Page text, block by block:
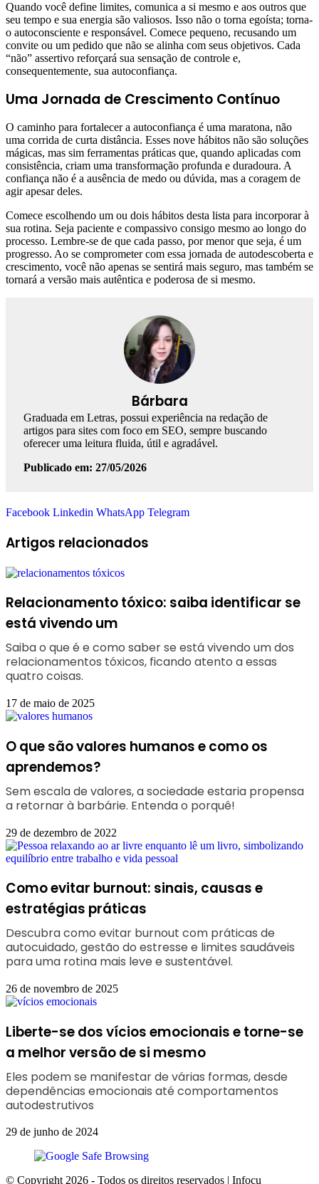
Quando você define limites, comunica a si mesmo e aos outros que
seu tempo e sua energia são valiosos. Isso não o torna egoísta; torna-
o autoconsciente e responsável. Comece pequeno, recusando um
convite ou um pedido que não se alinha com seus objetivos. Cada
“não” assertivo reforçará sua sensação de controle e,
consequentemente, sua autoconfiança.
Uma Jornada de Crescimento Contínuo
O caminho para fortalecer a autoconfiança é uma maratona, não
uma corrida de curta distância. Esses nove hábitos não são soluções
mágicas, mas sim ferramentas práticas que, quando aplicadas com
consistência, criam uma transformação profunda e duradoura. A
confiança não é a ausência de medo ou dúvida, mas a coragem de
agir apesar deles.
Comece escolhendo um ou dois hábitos desta lista para incorporar à
sua rotina. Seja paciente e compassivo consigo mesmo ao longo do
processo. Lembre-se de que cada passo, por menor que seja, é um
progresso. Ao se comprometer com essa jornada de autodescoberta e
crescimento, você não apenas se sentirá mais seguro, mas também se
tornará a versão mais autêntica e poderosa de si mesmo.
Bárbara
Graduada em Letras, possui experiência na redação de
artigos para sites com foco em SEO, sempre buscando
oferecer uma leitura fluida, útil e agradável.
Publicado em: 27/05/2026
Facebook Linkedin WhatsApp Telegram
Artigos relacionados
Relacionamento tóxico: saiba identificar se
está vivendo um
Saiba o que é e como saber se está vivendo um dos
relacionamentos tóxicos, ficando atento a essas
quatro coisas.
17 de maio de 2025
O que são valores humanos e como os
aprendemos?
Sem escala de valores, a sociedade estaria propensa
a retornar à barbárie. Entenda o porquê!
29 de dezembro de 2022
Como evitar burnout: sinais, causas e
estratégias práticas
Descubra como evitar burnout com práticas de
autocuidado, gestão do estresse e limites saudáveis
para uma rotina mais leve e sustentável.
26 de novembro de 2025
Liberte-se dos vícios emocionais e torne-se
a melhor versão de si mesmo
Eles podem se manifestar de várias formas, desde
dependências emocionais até comportamentos
autodestrutivos
29 de junho de 2024
© Copyright 2026 - Todos os direitos reservados | Infocu